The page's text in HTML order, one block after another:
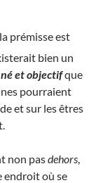
prémisse est
bien un
et objectifque
pourraient
et sur les êtres
non pasdehors
endroit où se